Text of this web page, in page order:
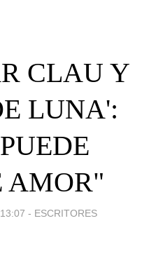
CLAU Y
LUNA':
AMOR"
- ESCRITORES